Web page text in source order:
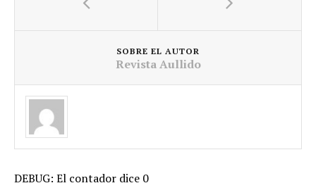
SOBRE EL AUTOR
Revista Aullido
DEBUG: El contador dice 0